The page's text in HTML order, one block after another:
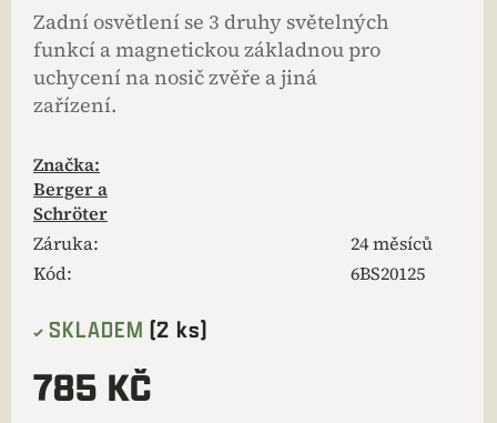
Zadní osvětlení se 3 druhy světelných
funkcí a magnetickou základnou pro
uchycení na nosič zvěře a jiná
zařízení.
Značka:
Berger a
Schröter
Záruka:
24 měsíců
Kód:
6BS20125
SKLADEM (2 ks)
785 KČ